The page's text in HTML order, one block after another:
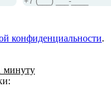
конфиденциальности.
минуту